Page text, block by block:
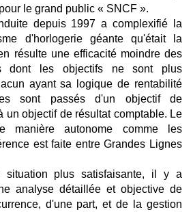
le grand public « SNCF ».
depuis 1997 a complexifié la
d'horlogerie géante qu'était la
résulte une efficacité moindre des
dont les objectifs ne sont plus
ayant sa logique de rentabilité
sont passés d'un objectif de
un objectif de résultat comptable. Le
manière autonome comme les
est faite entre Grandes Lignes
situation plus satisfaisante, il y a
analyse détaillée et objective de
d'une part, et de la gestion